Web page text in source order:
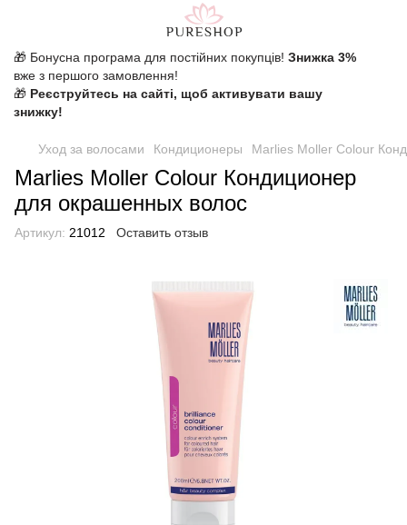
🎁 Бонусна програма для постійних покупців! Знижка 3%
вже з першого замовлення!
🎁 Реєструйтесь на сайті, щоб активувати вашу
знижку!
Уход за волосами Кондиционеры Marlies Moller Colour
Marlies Moller Colour Кондиционер
для окрашенных волос
Артикул: 21012 Оставить отзыв